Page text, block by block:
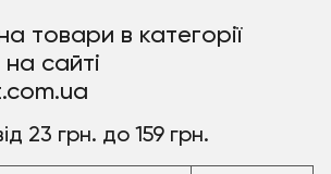
на товари в категорії
сайті
23 грн. до 159 грн.